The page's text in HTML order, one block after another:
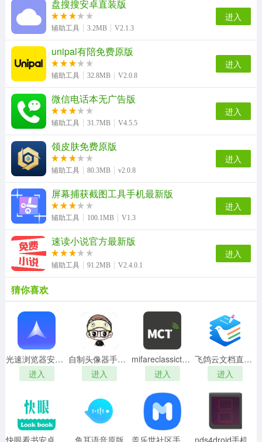
盘搜搜安卓直装版
辅助工具 3.2MB V2.1.3
进入
unipal有陪免费原版
辅助工具 32.8MB V2.0.8
进入
微信电话本无广告版
辅助工具 31.7MB V4.5.5
进入
领皮肤免费原版
辅助工具 80.3MB v2.0.8
进入
屏幕捕获截图工具手机最新版
辅助工具 100.1MB V1.3
进入
速读小说官方最新版
辅助工具 91.2MB V2.4.0.1
进入
猜你喜欢
光速浏览器安卓直装版
进入
自制头像器手机免费版
进入
mifareclassictool原版
进入
飞鸽云文档直装版
进入
快眼看书安卓官方版
鱼耳语音原版
盖乐世社区手机最新版
nds4droid手机正版